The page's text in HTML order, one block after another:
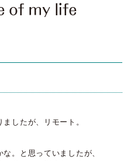
したが、リモート。
。と思っていましたが、